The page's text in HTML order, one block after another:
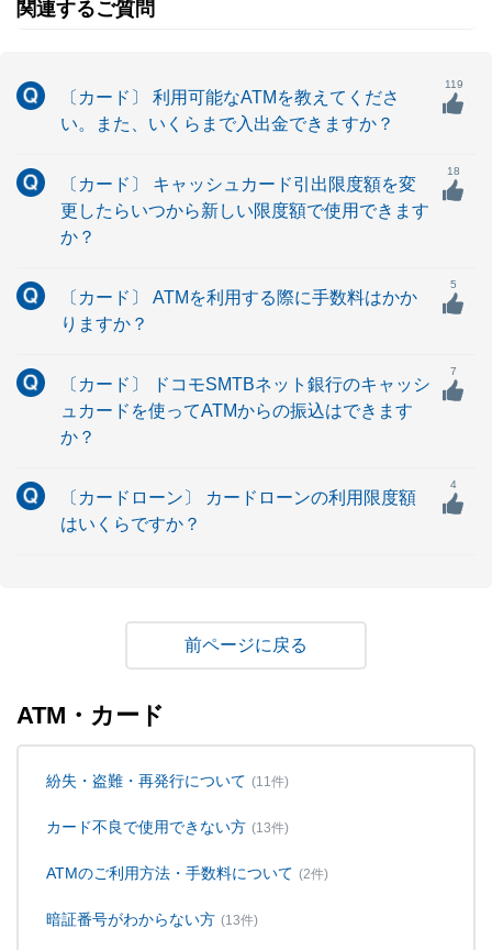
関連するご質問
〔カード〕 利用可能なATMを教えてくださ
い。また、いくらまで入出金できますか？
119
〔カード〕 キャッシュカード引出限度額を変
更したらいつから新しい限度額で使用できます
か？
18
〔カード〕 ATMを利用する際に手数料はかか
りますか？
5
〔カード〕 ドコモSMTBネット銀行のキャッシ
ュカードを使ってATMからの振込はできます
か？
7
〔カードローン〕 カードローンの利用限度額
はいくらですか？
4
戻る
ATM・カード
紛失・盗難・再発行について (11件)
カード不良で使用できない方 (13件)
ATMのご利用方法・手数料について (2件)
暗証番号がわからない方 (13件)